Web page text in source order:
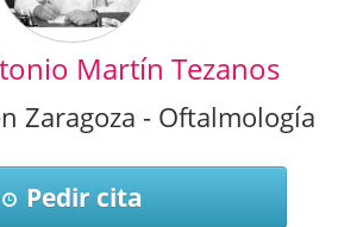
Martín Tezanos
Zaragoza - Oftalmología
Pedir cita